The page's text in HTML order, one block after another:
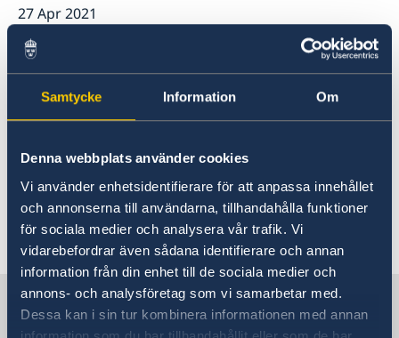
Samtycke Information Om
Denna webbplats använder cookies
Vi använder enhetsidentifierare för att anpassa innehållet
och annonserna till användarna, tillhandahålla funktioner
för sociala medier och analysera vår trafik. Vi
vidarebefordrar även sådana identifierare och annan
information från din enhet till de sociala medier och
annons- och analysföretag som vi samarbetar med.
Dessa kan i sin tur kombinera informationen med annan
27 Apr 2021
The migration section is closed until
further notice due to the current
corona situation in Bangladesh. If you
contact you to give you a new
appointment when the crisis is over.
Sweden in Bangladesh, Dhaka